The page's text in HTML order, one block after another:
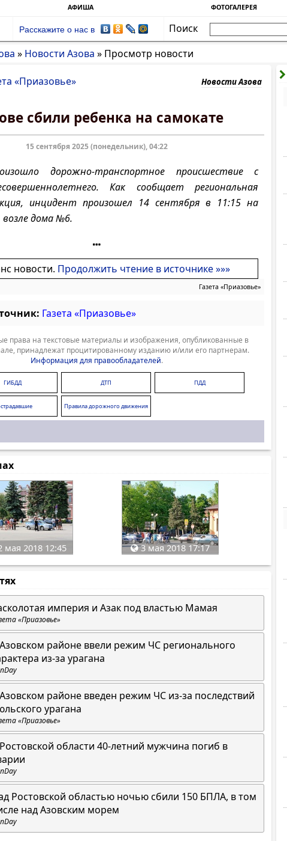
АФИША ФОТОГАЛЕРЕЯ
Расскажите о нас в
Поиск
» Новости Азова » Просмотр новости
«Приазовье» Новости Азова
сбили ребенка на самокате
15 сентября 2025 (понедельник), 04:22
дорожно-транспортное происшествие с
Как сообщает региональная
инцидент произошел 14 сентября в 11:15 на
дома №6.
новости. Продолжить чтение в источнике »»»
Газета «Приазовье»
Газета «Приазовье»
права на текстовые материалы и изображения, опубликованные в
принадлежат процитированному изданию и/или его партнерам.
Информация для правообладателей.
ГИБДД ДТП ПДД
Правила дорожного движения
мая 2018 12:45 3 мая 2018 17:17
империя и Азак под властью Мамая
«Приазовье»
районе ввели режим ЧС регионального
из-за урагана
районе введен режим ЧС из-за последствий
урагана
«Приазовье»
области 40-летний мужчина погиб в
Ростовской областью ночью сбили 150 БПЛА, в том
над Азовским морем